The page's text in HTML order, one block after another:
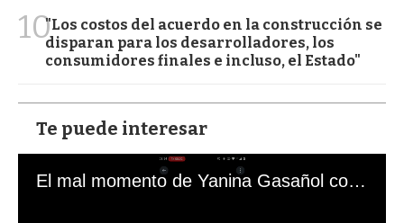
10"Los costos del acuerdo en la construcción se
disparan para los desarrolladores, los
consumidores finales e incluso, el Estado"
Te puede interesar
El mal momento de Yanina Gasañol con un hincha argentino en "Subrayado"